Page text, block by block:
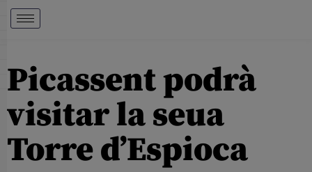
Picassent podrà
visitar la seua
Torre d’Espioca